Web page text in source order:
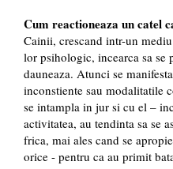
Cum reactioneaza un catel
Cainii, crescand intr-un
lor psihologic, incearca sa se
dauneaza. Atunci se
inconstiente sau modalitatile
se intampla in jur si cu el –
activitatea, au tendinta sa se
frica, mai ales cand se
orice - pentru ca au primit